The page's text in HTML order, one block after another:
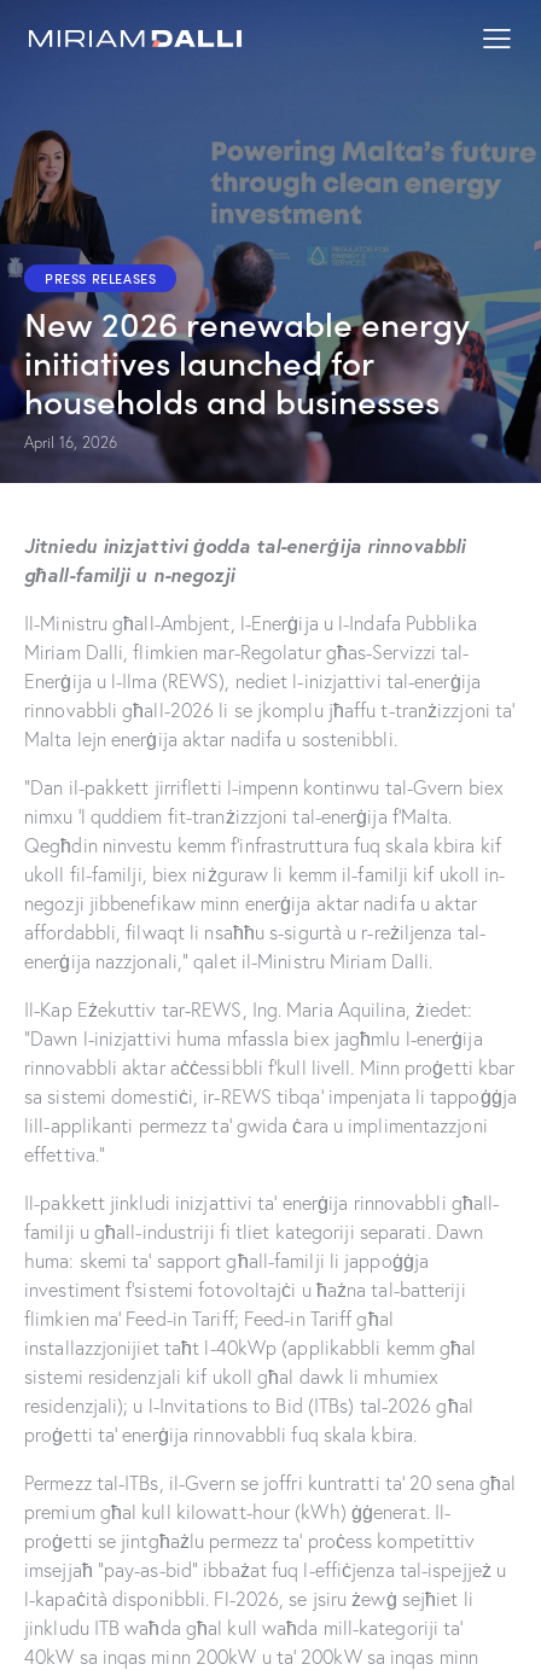
PRESS RELEASES
New 2026 renewable energy
initiatives launched for
households and businesses
April 16, 2026
Jitniedu inizjattivi ġodda tal-enerġija rinnovabbli
għall-familji u n-negozji
Il-Ministru għall-Ambjent, l-Enerġija u l-Indafa Pubblika
Miriam Dalli, flimkien mar-Regolatur għas-Servizzi tal-
Enerġija u l-Ilma (REWS), nediet l-inizjattivi tal-enerġija
rinnovabbli għall-2026 li se jkomplu jħaffu t-tranżizzjoni ta’
Malta lejn enerġija aktar nadifa u sostenibbli.
“Dan il-pakkett jirrifletti l-impenn kontinwu tal-Gvern biex
nimxu ’l quddiem fit-tranżizzjoni tal-enerġija f’Malta.
Qegħdin ninvestu kemm f’infrastruttura fuq skala kbira kif
ukoll fil-familji, biex niżguraw li kemm il-familji kif ukoll in-
negozji jibbenefikaw minn enerġija aktar nadifa u aktar
affordabbli, filwaqt li nsaħħu s-sigurtà u r-reżiljenza tal-
enerġija nazzjonali,” qalet il-Ministru Miriam Dalli.
Il-Kap Eżekuttiv tar-REWS, Ing. Maria Aquilina, żiedet:
“Dawn l-inizjattivi huma mfassla biex jagħmlu l-enerġija
rinnovabbli aktar aċċessibbli f’kull livell. Minn proġetti kbar
sa sistemi domestiċi, ir-REWS tibqa’ impenjata li tappoġġja
lill-applikanti permezz ta’ gwida ċara u implimentazzjoni
effettiva.”
Il-pakkett jinkludi inizjattivi ta’ enerġija rinnovabbli għall-
familji u għall-industriji fi tliet kategoriji separati. Dawn
huma: skemi ta’ sapport għall-familji li jappoġġja
investiment f’sistemi fotovoltajċi u ħażna tal-batteriji
flimkien ma’ Feed-in Tariff; Feed-in Tariff għal
installazzjonijiet taħt l-40kWp (applikabbli kemm għal
sistemi residenzjali kif ukoll għal dawk li mhumiex
residenzjali); u l-Invitations to Bid (ITBs) tal-2026 għal
proġetti ta’ enerġija rinnovabbli fuq skala kbira.
Permezz tal-ITBs, il-Gvern se joffri kuntratti ta’ 20 sena għal
premium għal kull kilowatt-hour (kWh) ġġenerat. Il-
proġetti se jintgħażlu permezz ta’ proċess kompetittiv
imsejjaħ “pay-as-bid” ibbażat fuq l-effiċjenza tal-ispejjeż u
l-kapaċità disponibbli. Fl-2026, se jsiru żewġ sejħiet li
jinkludu ITB waħda għal kull waħda mill-kategoriji ta’
40kW sa inqas minn 200kW u ta’ 200kW sa inqas minn